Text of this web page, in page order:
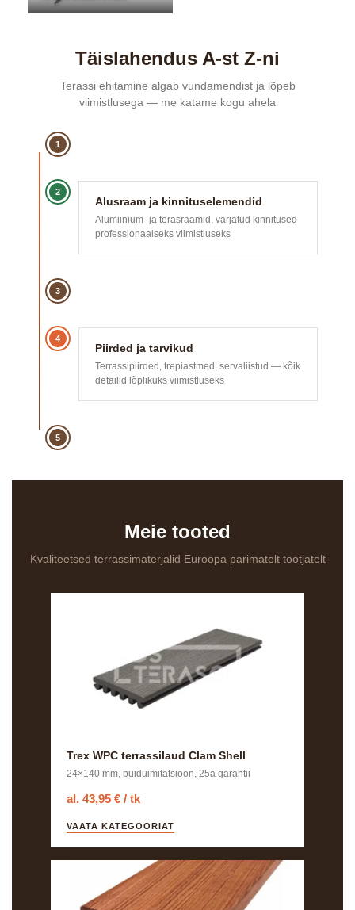
Täislahendus A-st Z-ni
Terassi ehitamine algab vundamendist ja lõpeb
viimistlusega — me katame kogu ahela
1
2
Alusraam ja kinnituselemendid
Alumiinium- ja terasraamid, varjatud kinnitused
professionaalseks viimistluseks
3
4
Piirded ja tarvikud
Terrassipiirded, trepiastmed, servaliistud — kõik
detailid lõplikuks viimistluseks
5
Meie tooted
Kvaliteetsed terrassimaterjalid Euroopa parimatelt tootjatelt
Trex WPC terrassilaud Clam Shell
24×140 mm, puiduimitatsioon, 25a garantii
al. 43,95 € / tk
VAATA KATEGOORIAT